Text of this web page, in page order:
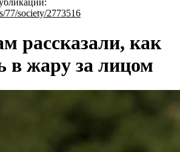
77/society/2773516
рассказали, как
в жару за лицом